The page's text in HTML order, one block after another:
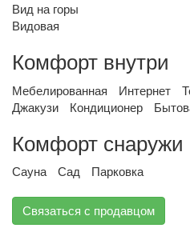
Вид на горы
Видовая
Комфорт внутри
Мебелированная Интернет
Джакузи
Кондиционер
Комфорт снаружи
Сауна Сад Парковка
Связаться с продавцом